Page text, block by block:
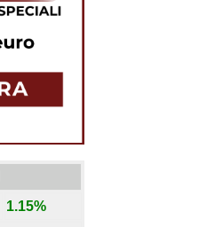
1.15%